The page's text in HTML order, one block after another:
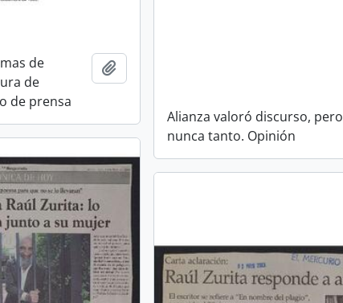
Alianza valoró discurso, pero
nunca tanto. Opinión
de
de
de prensa